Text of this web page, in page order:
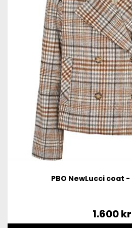
PBO NewLucci coat
1.600